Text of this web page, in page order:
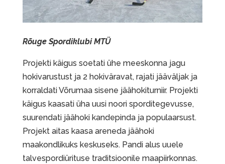
Rõuge Spordiklubi MTÜ
Projekti käigus soetati ühe meeskonna jagu
hokivarustust ja 2 hokiväravat, rajati jääväljak ja
korraldati Võrumaa sisene jäähokiturniir. Projekti
käigus kaasati üha uusi noori sporditegevusse,
suurendati jäähoki kandepinda ja populaarsust.
Projekt aitas kaasa areneda jäähoki
maakondlikuks keskuseks. Pandi alus uuele
talvespordiürituse traditsioonile maapiirkonnas.